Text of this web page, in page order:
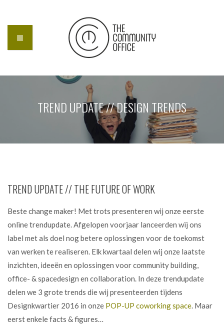
TREND UPDATE // DESIGN TRENDS
TREND UPDATE // THE FUTURE OF WORK
Beste change maker! Met trots presenteren wij onze eerste
online trendupdate. Afgelopen voorjaar lanceerden wij ons
label met als doel nog betere oplossingen voor de toekomst
van werken te realiseren. Elk kwartaal delen wij onze laatste
inzichten, ideeën en oplossingen voor community building,
office- & spacedesign en collaboration. In deze trendupdate
delen we 3 grote trends die wij presenteerden tijdens
Designkwartier 2016 in onze POP-UP coworking space. Maar
eerst enkele facts & figures…